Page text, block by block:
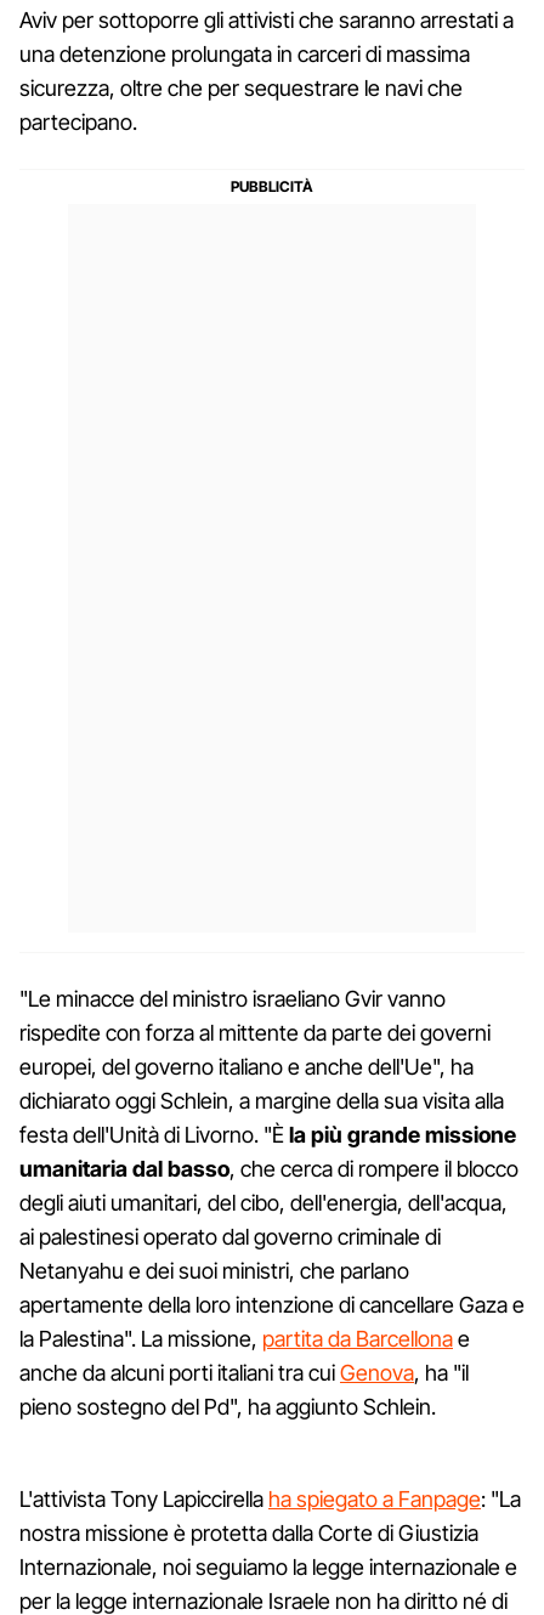
Aviv per sottoporre gli attivisti che saranno arrestati a
una detenzione prolungata in carceri di massima
sicurezza, oltre che per sequestrare le navi che
partecipano.
"Le minacce del ministro israeliano Gvir vanno
rispedite con forza al mittente da parte dei governi
europei, del governo italiano e anche dell'Ue", ha
dichiarato oggi Schlein, a margine della sua visita alla
festa dell'Unità di Livorno. "È la più grande missione
umanitaria dal basso, che cerca di rompere il blocco
degli aiuti umanitari, del cibo, dell'energia, dell'acqua,
ai palestinesi operato dal governo criminale di
Netanyahu e dei suoi ministri, che parlano
apertamente della loro intenzione di cancellare Gaza e
la Palestina". La missione, partita da Barcellonae
anche da alcuni porti italiani tra cuiGenova, ha "il
pieno sostegno del Pd", ha aggiunto Schlein.
L'attivista Tony Lapiccirella ha spiegato a Fanpage: "La
nostra missione è protetta dalla Corte di Giustizia
Internazionale, noi seguiamo la legge internazionale e
per la legge internazionale Israele non ha diritto né di